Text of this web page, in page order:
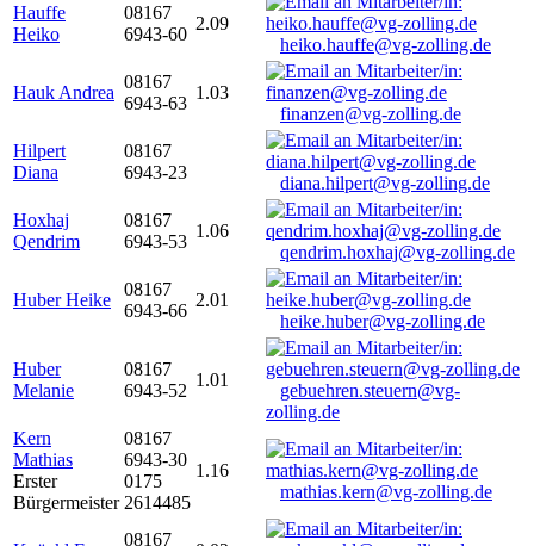
Hauffe
Heiko
08167
6943-60
2.09
heiko.hauffe@vg-zolling.de
Hauk Andrea
08167
6943-63
1.03
finanzen@vg-zolling.de
Hilpert
Diana
08167
6943-23
diana.hilpert@vg-zolling.de
Hoxhaj
Qendrim
08167
6943-53
1.06
qendrim.hoxhaj@vg-zolling.de
Huber Heike
08167
6943-66
2.01
heike.huber@vg-zolling.de
Huber
Melanie
08167
6943-52
1.01
gebuehren.steuern@vg-
zolling.de
Kern
Mathias
Erster
Bürgermeister
08167
6943-30
0175
2614485
1.16
mathias.kern@vg-zolling.de
08167